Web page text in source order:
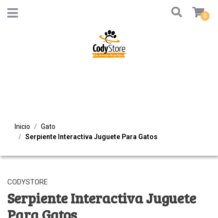
0
Inicio
Gato
Serpiente Interactiva Juguete Para Gatos
CODYSTORE
Serpiente Interactiva Juguete